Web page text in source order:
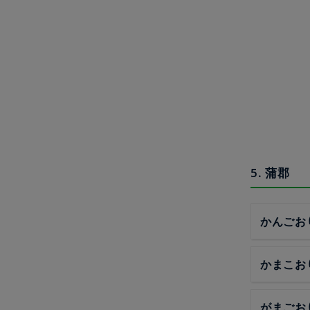
5. 蒲郡
かんごお
かまこお